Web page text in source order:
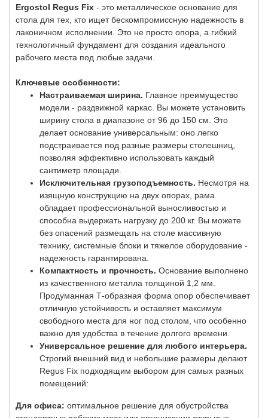
Ergostol Regus Fix - это металлическое основание для
стола для тех, кто ищет бескомпромиссную надежность в
лаконичном исполнении. Это не просто опора, а гибкий
технологичный фундамент для создания идеального
рабочего места под любые задачи.
Ключевые особенности:
Настраиваемая ширина. Главное преимущество
модели - раздвижной каркас. Вы можете установить
ширину стола в диапазоне от 96 до 150 см. Это
делает основание универсальным: оно легко
подстраивается под разные размеры столешниц,
позволяя эффективно использовать каждый
сантиметр площади.
Исключительная грузоподъемность. Несмотря на
изящную конструкцию на двух опорах, рама
обладает профессиональной выносливостью и
способна выдержать нагрузку до 200 кг. Вы можете
без опасений размещать на столе массивную
технику, системные блоки и тяжелое оборудование -
надежность гарантирована.
Компактность и прочность. Основание выполнено
из качественного металла толщиной 1,2 мм.
Продуманная Т-образная форма опор обеспечивает
отличную устойчивость и оставляет максимум
свободного места для ног под столом, что особенно
важно для удобства в течение долгого времени.
Универсальное решение для любого интерьера.
Строгий внешний вид и небольшие размеры делают
Regus Fix подходящим выбором для самых разных
помещений:
Для офиса: оптимальное решение для обустройства